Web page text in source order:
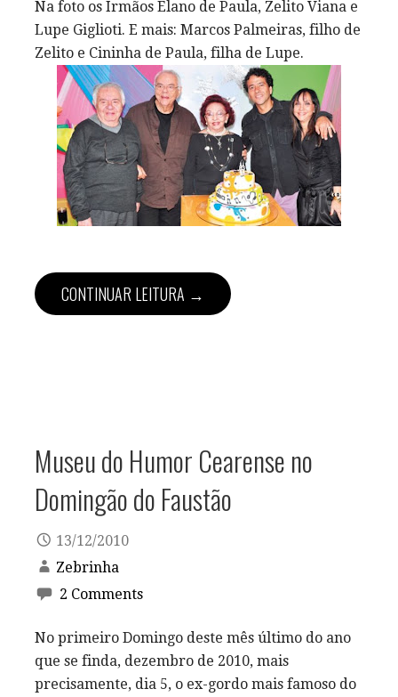
Na foto os Irmãos Elano de Paula, Zelito Viana e
Lupe Giglioti. E mais: Marcos Palmeiras, filho de
Zelito e Cininha de Paula, filha de Lupe.
CONTINUAR LEITURA →
Museu do Humor Cearense no
Domingão do Faustão
13/12/2010
Zebrinha
2 Comments
No primeiro Domingo deste mês último do ano
que se finda, dezembro de 2010, mais
precisamente, dia 5, o ex-gordo mais famoso do